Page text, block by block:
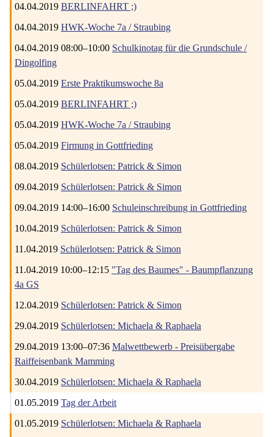
04.04.2019 BERLINFAHRT ;)
04.04.2019 HWK-Woche 7a / Straubing
04.04.2019 08:00–10:00 Schulkinotag für die Grundschule /
Dingolfing
05.04.2019 Erste Praktikumswoche 8a
05.04.2019 BERLINFAHRT ;)
05.04.2019 HWK-Woche 7a / Straubing
05.04.2019 Firmung in Gottfrieding
08.04.2019 Schülerlotsen: Patrick & Simon
09.04.2019 Schülerlotsen: Patrick & Simon
09.04.2019 14:00–16:00 Schuleinschreibung in Gottfrieding
10.04.2019 Schülerlotsen: Patrick & Simon
11.04.2019 Schülerlotsen: Patrick & Simon
11.04.2019 10:00–12:15 "Tag des Baumes" - Baumpflanzung
4a GS
12.04.2019 Schülerlotsen: Patrick & Simon
29.04.2019 Schülerlotsen: Michaela & Raphaela
29.04.2019 13:00–07:36 Malwettbewerb - Preisübergabe
Raiffeisenbank Mamming
30.04.2019 Schülerlotsen: Michaela & Raphaela
01.05.2019 Tag der Arbeit
01.05.2019 Schülerlotsen: Michaela & Raphaela